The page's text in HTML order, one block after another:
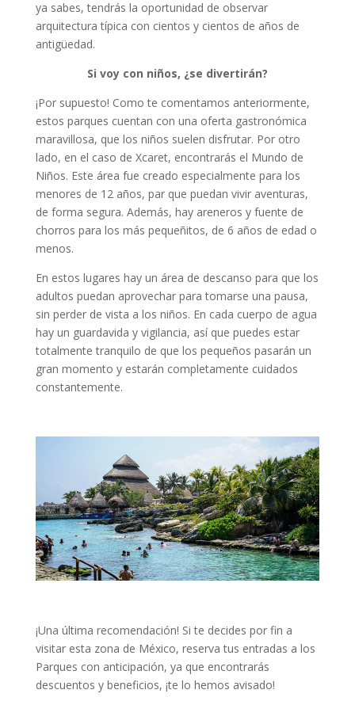
ya sabes, tendrás la oportunidad de observar
arquitectura típica con cientos y cientos de años de
antigüedad.
Si voy con niños, ¿se divertirán?
¡Por supuesto! Como te comentamos anteriormente,
estos parques cuentan con una oferta gastronómica
maravillosa, que los niños suelen disfrutar. Por otro
lado, en el caso de Xcaret, encontrarás el Mundo de
Niños. Este área fue creado especialmente para los
menores de 12 años, par que puedan vivir aventuras,
de forma segura. Además, hay areneros y fuente de
chorros para los más pequeñitos, de 6 años de edad o
menos.
En estos lugares hay un área de descanso para que los
adultos puedan aprovechar para tomarse una pausa,
sin perder de vista a los niños. En cada cuerpo de agua
hay un guardavida y vigilancia, así que puedes estar
totalmente tranquilo de que los pequeños pasarán un
gran momento y estarán completamente cuidados
constantemente.
¡Una última recomendación! Si te decides por fin a
visitar esta zona de México, reserva tus entradas a los
Parques con anticipación, ya que encontrarás
descuentos y beneficios, ¡te lo hemos avisado!